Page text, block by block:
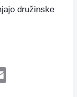
družinske